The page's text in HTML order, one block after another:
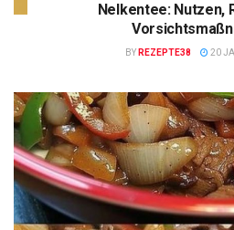
Nelkentee: Nutzen,
BY REZEPTE38 20